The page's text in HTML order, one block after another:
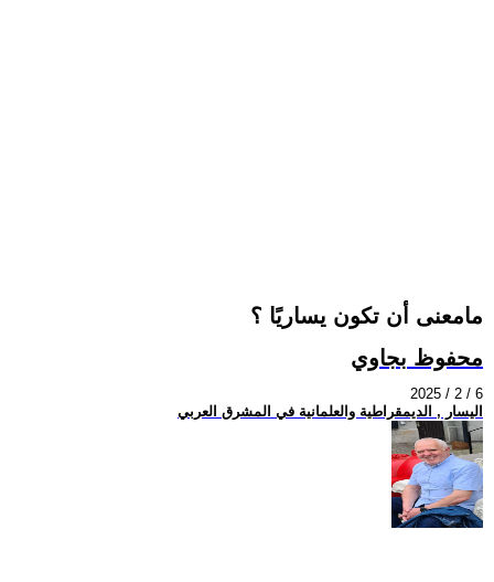
مامعنى أن تكون يساريًا ؟
محفوظ بجاوي
2025 / 2 / 6
اليسار , الديمقراطية والعلمانية في المشرق العربي